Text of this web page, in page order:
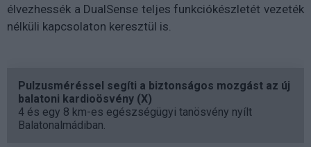
élvezhessék a DualSense teljes funkciókészletét vezeték
nélküli kapcsolaton keresztül is.
Pulzusméréssel segíti a biztonságos mozgást az új
balatoni kardioösvény (X)
4 és egy 8 km-es egészségügyi tanösvény nyílt
Balatonalmádiban.